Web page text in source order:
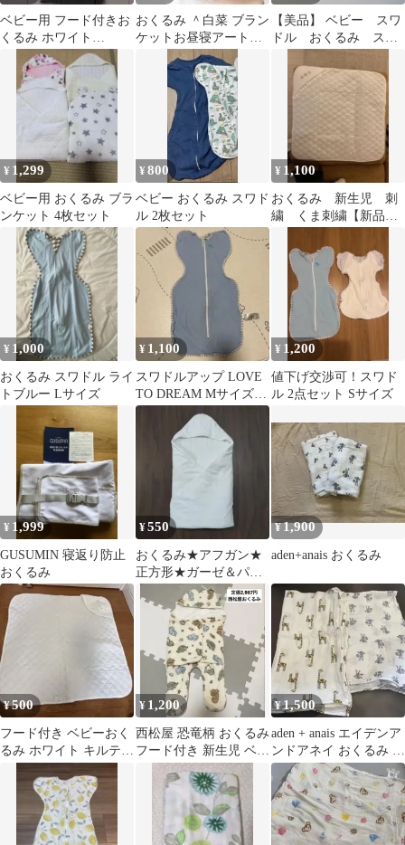
ベビー用 フード付きお
くるみ ホワイト
80×80cm
おくるみ ＾白菜 ブラン
ケットお昼寝アート毛
布 出産祝い
【美品】 ベビー スワ
ドル おくるみ スリ
ーパー S 3枚セット
¥ 1,299
ベビー用 おくるみ ブラ
ンケット 4枚セット
¥800
ベビー おくるみ スワド
ル 2枚セット
¥ 1,100
おくるみ 新生児 刺
繍 くま刺繍【新品未
¥ 1,000
おくるみ スワドル ライ
トブルー Lサイズ
¥ 1,100
スワドルアップ LOVE
TO DREAM Mサイズ
0.2TOG
¥ 1,200
値下げ交渉可！スワド
ル 2点セット Sサイズ
¥ 1,999
GUSUMIN 寝返り防止
おくるみ
¥550
おくるみ★アフガン★
正方形★ガーゼ＆パイ
ル生地★白★日本製
★85×85cm
¥1,900
aden+anais おくるみ
¥500
フード付き ベビーおく
るみ ホワイト キルティ
¥ 1,200
西松屋 恐竜柄 おくるみ
フード付き 新生児 ベビ
ー 50 60 70 アフガン
¥1,500
aden + anais エイデンア
ンドアネイ おくるみ セ
ット さる きりん